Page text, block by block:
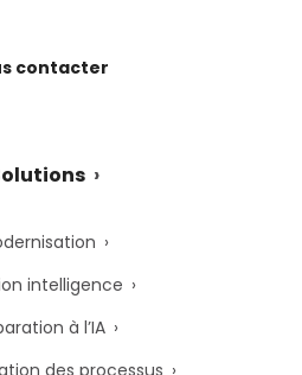
contacter
intelligence
à l’IA
des processus